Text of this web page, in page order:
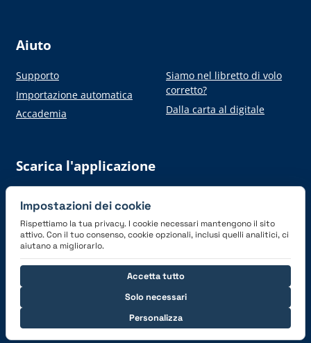
Aiuto
Supporto
Importazione automatica
Accademia
Siamo nel libretto di volo
corretto?
Dalla carta al digitale
Scarica l'applicazione
Connettiti con noi
Impostazioni dei cookie
Rispettiamo la tua privacy. I cookie necessari mantengono il sito
attivo. Con il tuo consenso, cookie opzionali, inclusi quelli analitici, ci
aiutano a migliorarlo.
Solo necessari
Personalizza
Accetta tutto